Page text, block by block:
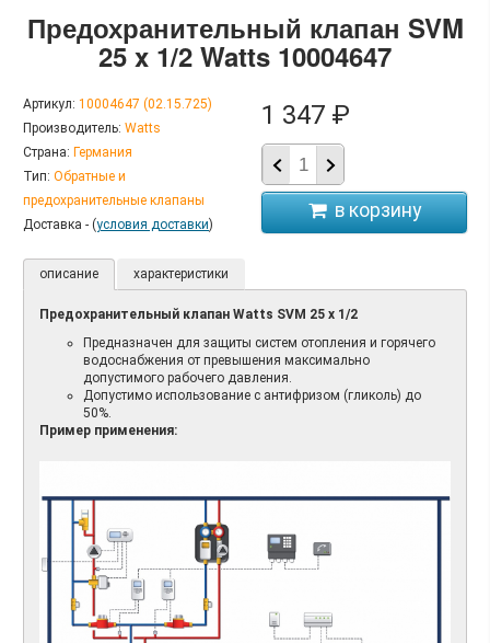
Предохранительный клапан SVM
25 x 1/2 Watts 10004647
Артикул: 10004647 (02.15.725)
Производитель: Watts
Страна: Германия
Тип: Обратные и
предохранительные клапаны
Доставка - (условия доставки)
1 347 ₽
описание характеристики
Предохранительный клапан Watts SVM 25 х 1/2
Предназначен для защиты систем отопления и горячего
водоснабжения от превышения максимально
допустимого рабочего давления.
Допустимо использование с антифризом (гликоль) до
50%.
Пример применения: